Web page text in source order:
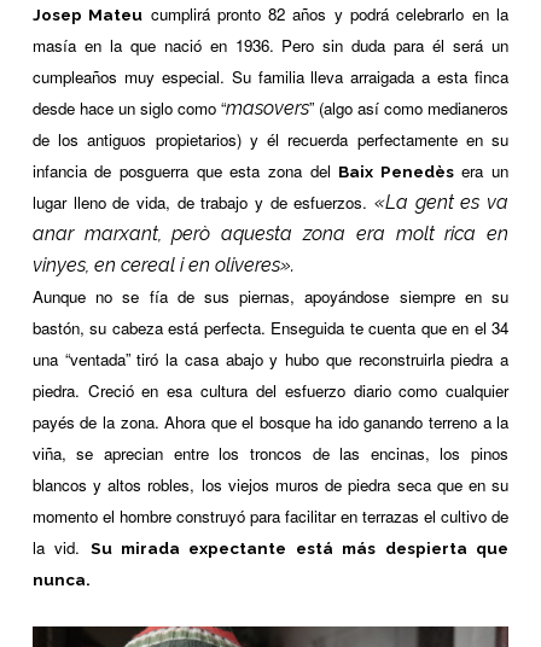
Josep Mateu cumplirá pronto 82 años y podrá celebrarlo en la
masía en la que nació en 1936. Pero sin duda para él será un
cumpleaños muy especial. Su familia lleva arraigada a esta finca
desde hace un siglo como “masovers” (algo así como medianeros
de los antiguos propietarios) y él recuerda perfectamente en su
infancia de posguerra que esta zona del Baix Penedèsera un
lugar lleno de vida, de trabajo y de esfuerzos.«La gent es va
anar marxant, però aquesta zona era molt rica en
vinyes, en cereal i en oliveres».
Aunque no se fía de sus piernas, apoyándose siempre en su
bastón, su cabeza está perfecta. Enseguida te cuenta que en el 34
una “ventada” tiró la casa abajo y hubo que reconstruirla piedra a
piedra. Creció en esa cultura del esfuerzo diario como cualquier
payés de la zona. Ahora que el bosque ha ido ganando terreno a la
viña, se aprecian entre los troncos de las encinas, los pinos
blancos y altos robles, los viejos muros de piedra seca que en su
momento el hombre construyó para facilitar en terrazas el cultivo de
la vid.
Su mirada expectante está más despierta que
nunca.